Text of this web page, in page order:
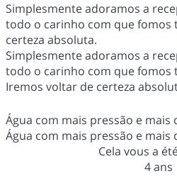
Simplesmente adoramos a
todo o carinho com que fomos
certeza absoluta.
Simplesmente adoramos a
todo o carinho com que fomos
Iremos voltar de certeza
Água com mais pressão e mais
Água com mais pressão e mais
Cela vous a
4 ans